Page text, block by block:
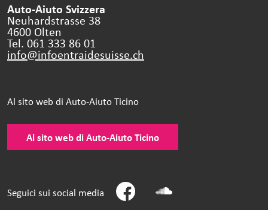
Auto-Aiuto Svizzera
Neuhardstrasse 38
4600 Olten
Tel. 061 333 86 01
info@infoentraidesuisse.ch
Al sito web di Auto-Aiuto Ticino
Al sito web di Auto-Aiuto Ticino
Seguici sui social media